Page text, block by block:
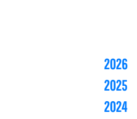
2026
2025
2024